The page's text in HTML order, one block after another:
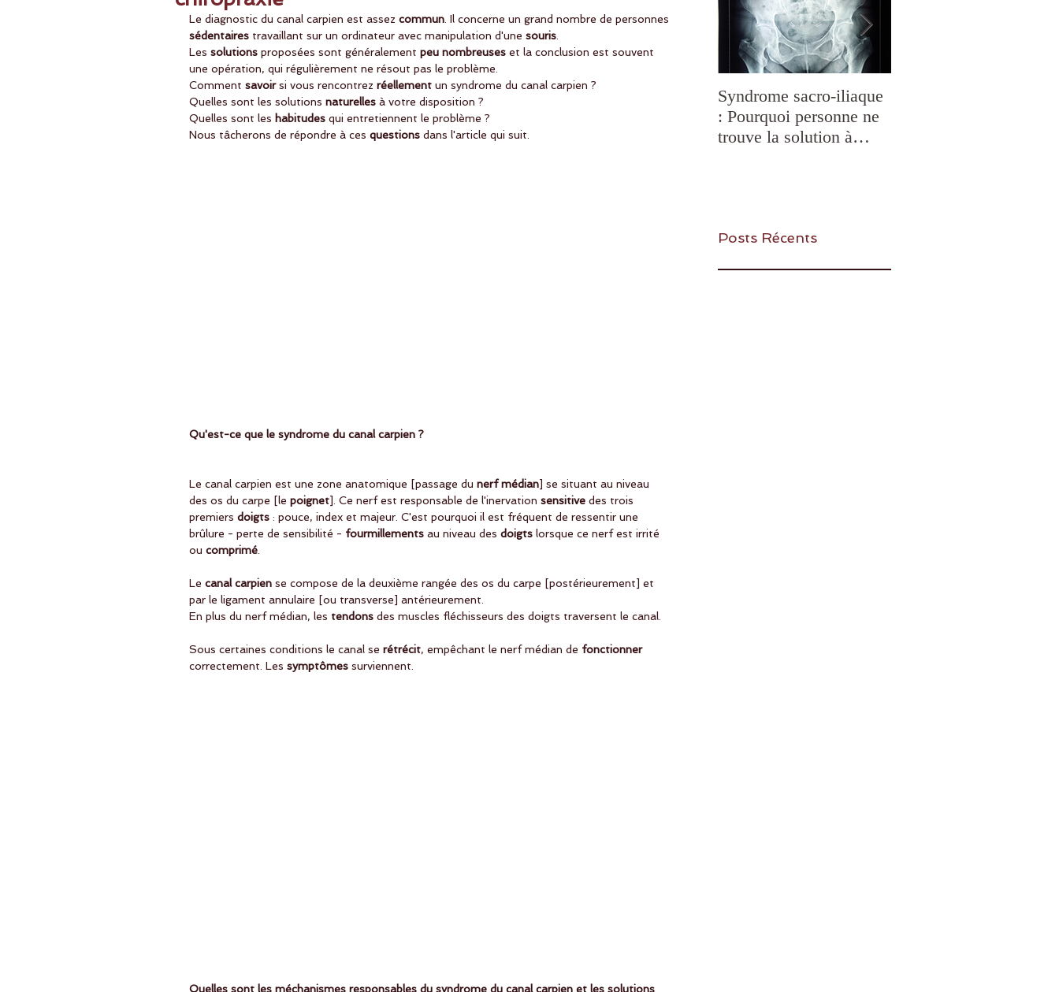
Le diagnostic du canal carpien est assez commun . Il concerne un grand nombre de personnes
sédentaires travaillant sur un ordinateur avec manipulation d'une souris
Les solutions proposées sont généralement peu nombreuses et la conclusion est souvent
une opération, qui régulièrement ne résout pas le problème.
Comment savoir si vous rencontrez réellement un syndrome du canal carpien ?
Quelles sont les solutions naturelles à votre disposition ?
Quelles sont les habitudes qui entretiennent le problème ?
Nous tâcherons de répondre à ces questions dans l'article qui suit.
Qu'est-ce que le syndrome du canal carpien ?
Le canal carpien est une zone anatomique [passage du nerf médian] se situant au niveau
des os du carpe [le poignet]. Ce nerf est responsable de l'inervation sensitive des trois
premiers doigts : pouce, index et majeur. C'est pourquoi il est fréquent de ressentir une
brûlure - perte de sensibilité - fourmillements au niveau des doigts lorsque ce nerf est irrité
ou comprimé.
Le canal carpien se compose de la deuxième rangée des os du carpe [postérieurement] et
par le ligament annulaire [ou transverse] antérieurement.
En plus du nerf médian, les tendons des muscles fléchisseurs des doigts traversent le canal.
Sous certaines conditions le canal se rétrécit, empêchant le nerf médian de fonctionner
correctement. Les symptômes surviennent.
Quelles sont les méchanismes responsables du syndrome du canal carpien et les solutions
Syndrome sacro-iliaque
: Pourquoi personne ne
trouve la solution à
Posts Récents